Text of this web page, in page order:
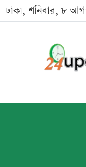
ঢাকা, শনিবার, ৮